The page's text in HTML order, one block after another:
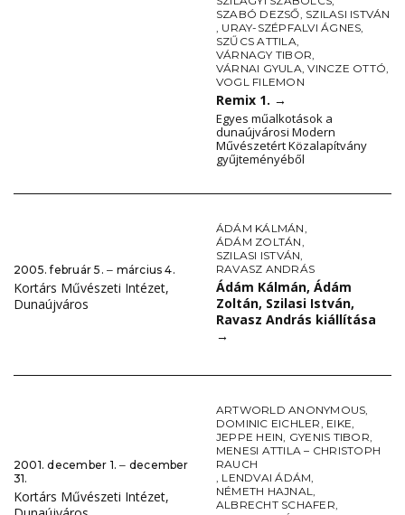
SZABÓ DEZSŐ, SZILASI ISTVÁN
, URAY-SZÉPFALVI ÁGNES,
SZŰCS ATTILA,
VÁRNAGY TIBOR,
VÁRNAI GYULA,VINCZE OTTÓ,
VOGL FILEMON
Remix 1. →
Egyes műalkotások a
dunaújvárosi Modern
Művészetért Közalapítvány
gyűjteményéből
2005. február 5. ‒ március 4.
Kortárs Művészeti Intézet,
Dunaújváros
ÁDÁM KÁLMÁN,
ÁDÁM ZOLTÁN,
SZILASI ISTVÁN,
RAVASZ ANDRÁS
Ádám Kálmán, Ádám
Zoltán, Szilasi István,
Ravasz András kiállítása
→
2001. december 1. ‒ december
31.
Kortárs Művészeti Intézet,
ARTWORLD ANONYMOUS,
DOMINIC EICHLER, EIKE,
JEPPE HEIN, GYENIS TIBOR,
MENESI ATTILA – CHRISTOPH
RAUCH
, LENDVAI ÁDÁM,
NÉMETH HAJNAL,
ALBRECHT SCHAFER,